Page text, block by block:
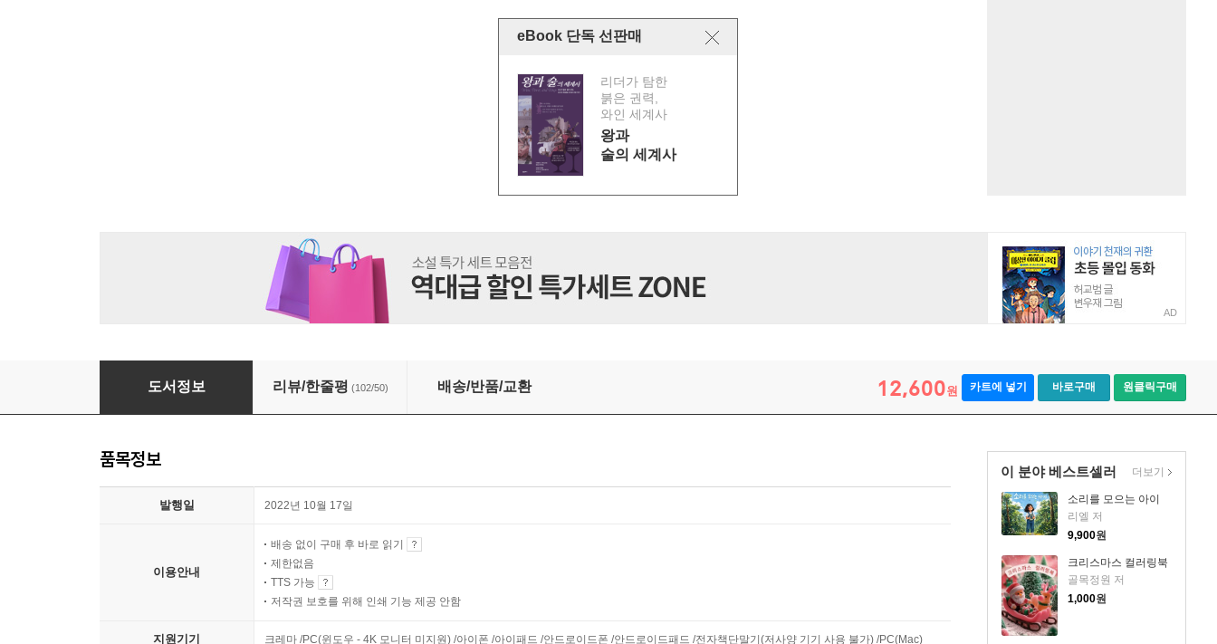
eBook 단독 선판매
리더가 탐한
붉은 권력,
와인 세계사
왕과
술의 세계사
AD
마지막 이야기 전달자
도서정보 리뷰/한줄평 (102/50) 배송/반품/교환 12,600원 카트에 넣기 바로구매 원클릭구매
이 분야 베스트셀러
소리를 모으는 아이
리엘 저
9,900원
크리스마스 컬러링북
골목정원 저
1,000원
더보기
품목정보
발행일 2022년 10월 17일
이용안내
배송 없이 구매 후 바로 읽기
제한없음
TTS 가능
저작권 보호를 위해 인쇄 기능 제공 안함
지원기기 크레마 /PC(윈도우 - 4K 모니터 미지원) /아이폰 /아이패드 /안드로이드폰 /안드로이드패드 /전자책단말기(저사양 기기 사용 불가) /PC(Mac)